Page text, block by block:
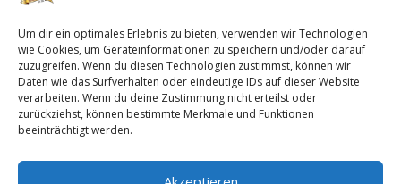
Um dir ein optimales Erlebnis zu bieten, verwenden wir Technologien
wie Cookies, um Geräteinformationen zu speichern und/oder darauf
zuzugreifen. Wenn du diesen Technologien zustimmst, können wir
Daten wie das Surfverhalten oder eindeutige IDs auf dieser Website
verarbeiten. Wenn du deine Zustimmung nicht erteilst oder
zurückziehst, können bestimmte Merkmale und Funktionen
beeinträchtigt werden.
Zahlungsweisen
Versand & Lieferung
Signierte Items
(Signed by Ian Paice)